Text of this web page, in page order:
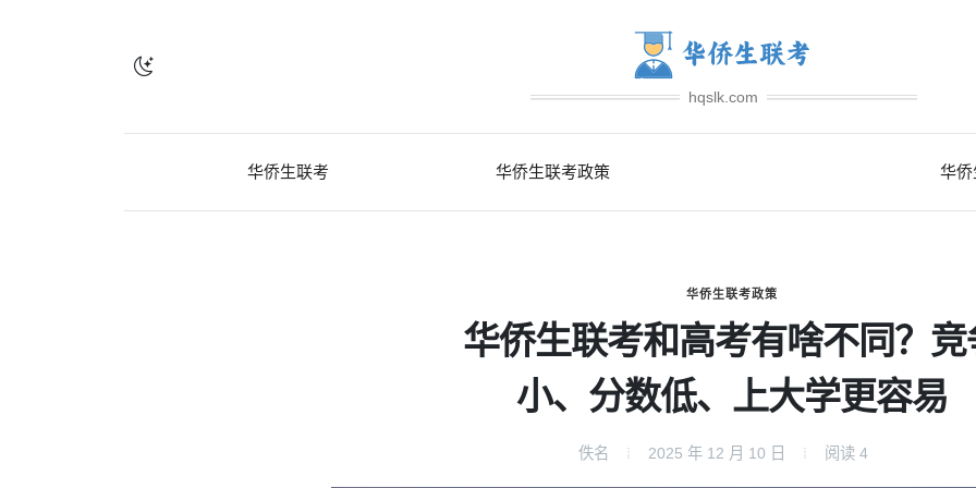
hqslk.com
华侨生联考 华侨生联考政策 华侨
华侨生联考政策
华侨生联考和高考有啥不同？竞
小、分数低、上大学更容易
佚名 2025 年 12 月 10 日 阅读 4